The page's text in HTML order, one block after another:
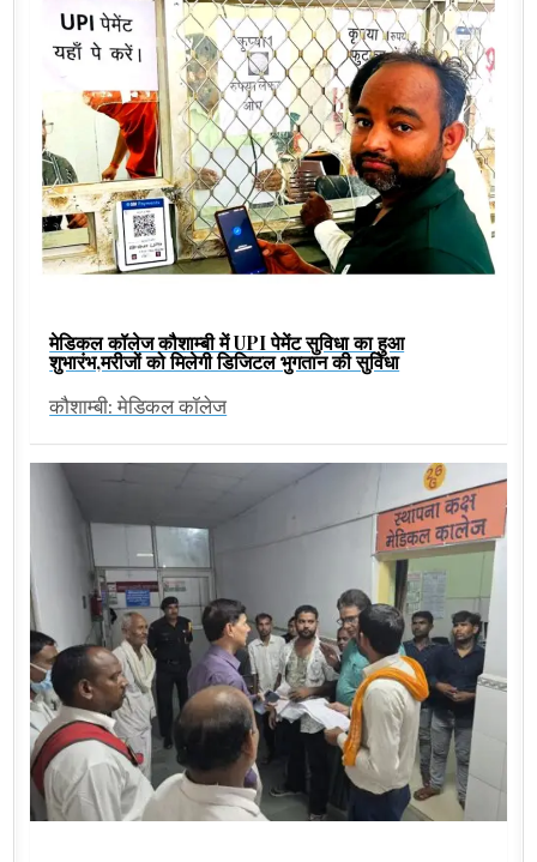
मेडिकल कॉलेज कौशाम्बी में UPI पेमेंट सुविधा का हुआ
शुभारंभ,मरीजों को मिलेगी डिजिटल भुगतान की सुविधा
कौशाम्बी: मेडिकल कॉलेज